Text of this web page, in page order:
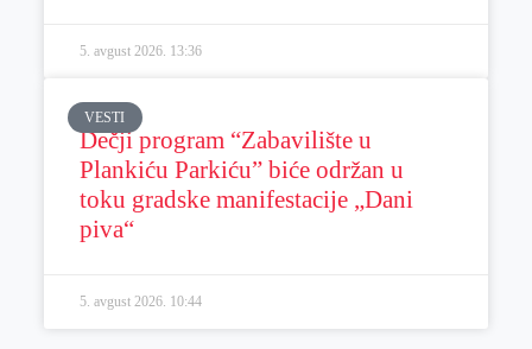
5. avgust 2026. 13:36
VESTI
Dečji program “Zabavilište u
Plankiću Parkiću” biće održan u
toku gradske manifestacije „Dani
piva“
5. avgust 2026. 10:44